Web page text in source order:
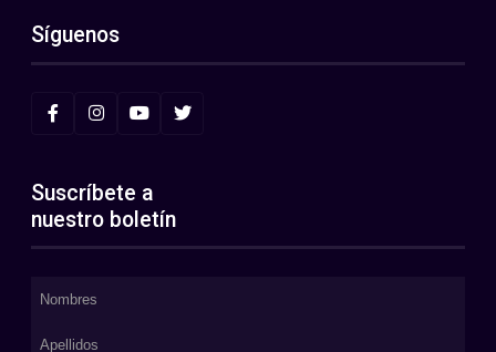
Síguenos
Suscríbete a
nuestro boletín